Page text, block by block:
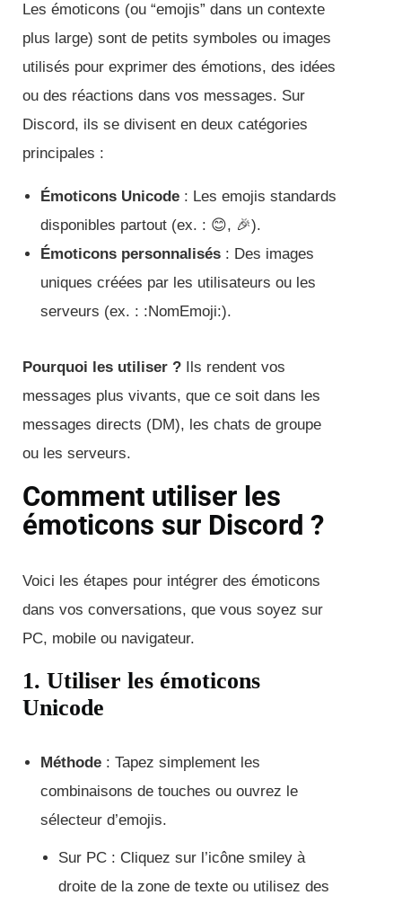
Les émoticons (ou “emojis” dans un contexte
plus large) sont de petits symboles ou images
utilisés pour exprimer des émotions, des idées
ou des réactions dans vos messages. Sur
Discord, ils se divisent en deux catégories
principales :
Émoticons Unicode : Les emojis standards
disponibles partout (ex. : 😊, 🎉).
Émoticons personnalisés : Des images
uniques créées par les utilisateurs ou les
serveurs (ex. : :NomEmoji:).
Pourquoi les utiliser ? Ils rendent vos
messages plus vivants, que ce soit dans les
messages directs (DM), les chats de groupe
ou les serveurs.
Comment utiliser les
émoticons sur Discord ?
Voici les étapes pour intégrer des émoticons
dans vos conversations, que vous soyez sur
PC, mobile ou navigateur.
1. Utiliser les émoticons
Unicode
Méthode : Tapez simplement les
combinaisons de touches ou ouvrez le
sélecteur d’emojis.
Sur PC : Cliquez sur l’icône smiley à
droite de la zone de texte ou utilisez des